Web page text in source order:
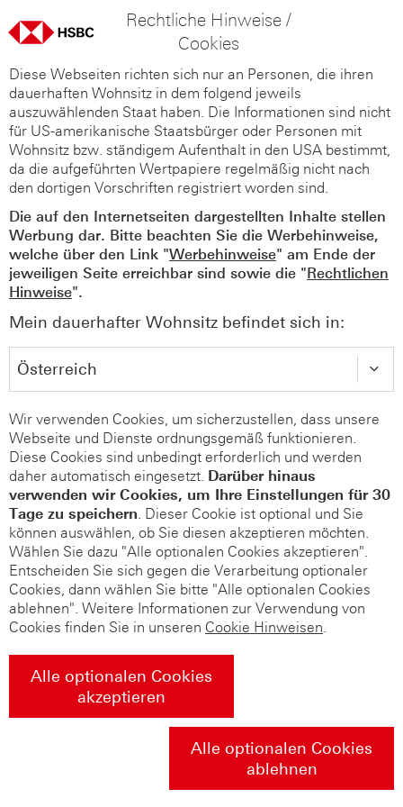
Rechtliche Hinweise /
Cookies
Diese Webseiten richten sich nur an Personen, die ihren
dauerhaften Wohnsitz in dem folgend jeweils
auszuwählenden Staat haben. Die Informationen sind nicht
für US-amerikanische Staatsbürger oder Personen mit
Wohnsitz bzw. ständigem Aufenthalt in den USA bestimmt,
da die aufgeführten Wertpapiere regelmäßig nicht nach
den dortigen Vorschriften registriert worden sind.
Die auf den Internetseiten dargestellten Inhalte stellen
Werbung dar. Bitte beachten Sie die Werbehinweise,
welche über den Link "Werbehinweise" am Ende der
jeweiligen Seite erreichbar sind sowie die "Rechtlichen
Hinweise".
Mein dauerhafter Wohnsitz befindet sich in:
Wir verwenden Cookies, um sicherzustellen, dass unsere
Webseite und Dienste ordnungsgemäß funktionieren.
Diese Cookies sind unbedingt erforderlich und werden
daher automatisch eingesetzt. Darüber hinaus
verwenden wir Cookies, um Ihre Einstellungen für 30
Tage zu speichern. Dieser Cookie ist optional und Sie
können auswählen, ob Sie diesen akzeptieren möchten.
Wählen Sie dazu "Alle optionalen Cookies akzeptieren".
Entscheiden Sie sich gegen die Verarbeitung optionaler
Cookies, dann wählen Sie bitte "Alle optionalen Cookies
ablehnen". Weitere Informationen zur Verwendung von
Cookies finden Sie in unseren Cookie Hinweisen.
Alle optionalen Cookies
akzeptieren
Alle optionalen Cookies
ablehnen